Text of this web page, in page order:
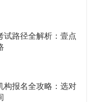
试路径全解析：壹点
构报名全攻略：选对